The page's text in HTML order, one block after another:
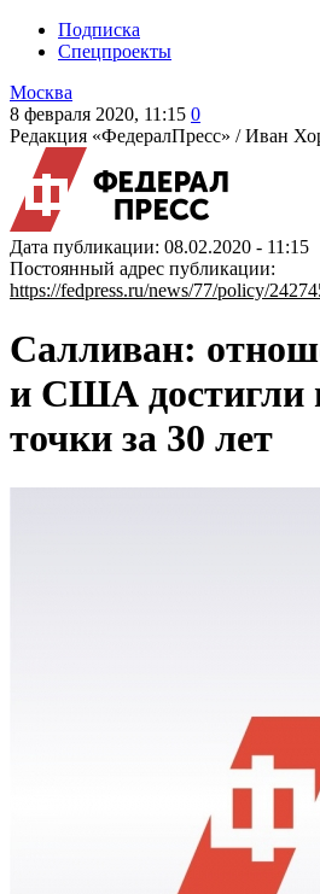
Подписка
Спецпроекты
Москва
8 февраля 2020, 11:15 0
Редакция «ФедералПресс» /Иван
Дата публикации: 08.02.2020 - 11:15
Постоянный адрес публикации:
https://fedpress.ru/news/77/policy/
Салливан:
и США достигли
точки за 30 лет